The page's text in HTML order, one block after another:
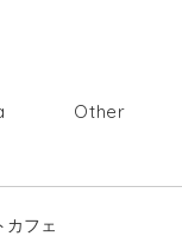
Other
フェ